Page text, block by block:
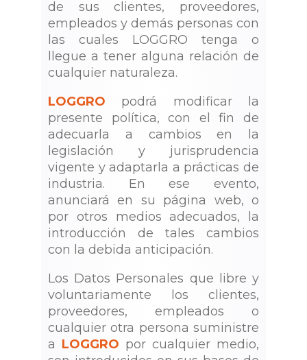
de sus clientes, proveedores,
empleados y demás personas con
las cuales LOGGRO tenga o
llegue a tener alguna relación de
cualquier naturaleza.
LOGGRO podrá modificar la
presente política, con el fin de
adecuarla a cambios en la
legislación y jurisprudencia
vigente y adaptarla a prácticas de
industria. En ese evento,
anunciará en su página web, o
por otros medios adecuados, la
introducción de tales cambios
con la debida anticipación.
Los Datos Personales que libre y
voluntariamente los clientes,
proveedores, empleados o
cualquier otra persona suministre
a LOGGRO por cualquier medio,